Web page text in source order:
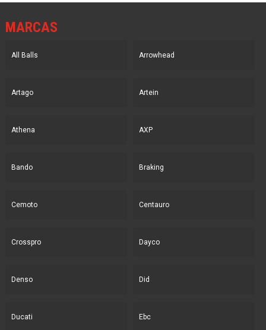
MARCAS
All Balls Arrowhead
Artago Artein
Athena AXP
Bando Braking
Cemoto Centauro
Crosspro Dayco
Denso Did
Ducati Ebc